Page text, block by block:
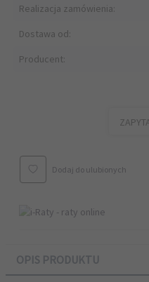
Realizacja zamówienia:
Dostawa od:
Producent:
Dodaj do ulubionych
OPIS PRODUKTU